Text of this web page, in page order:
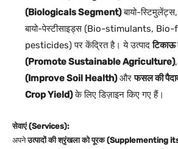
(Biologicals Segment)बायो-स्टिमुलेंट्स,
बायो-पेस्टीसाइड्स (Bio-stimulants,
pesticides) पर केंद्रित है। ये उत्पादटिकाऊ
(Promote Sustainable Agriculture)
(Improve Soil Health)औरफसल की
Crop Yield)के लिए डिज़ाइन किए गए हैं।
सेवाएं (Services):
अपनेउत्पादों की श्रृंखला को पूरक (Supplementing